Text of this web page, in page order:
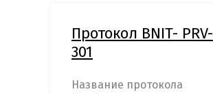
Протокол BNIT- PRV-
301
Название протокола